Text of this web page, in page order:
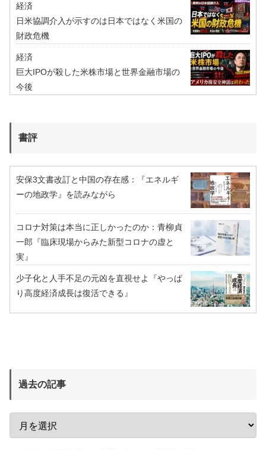
経済
日米協調介入が示すのは日本ではなく米国の
財政危機
経済
巨大IPOが殺した米株市場と世界金融市場の
今後
書評
安保3文書改訂と中国の存在感：『エネルギ
ーの地政学』を読みながら
コロナ対策は本当に正しかったのか：青柳貞
一郎『臨床現場からみた新型コロナの虚と
実』
少子化と人手不足の元凶を直視せよ『やっぱ
り高度経済成長は復活できる』
過去の記事